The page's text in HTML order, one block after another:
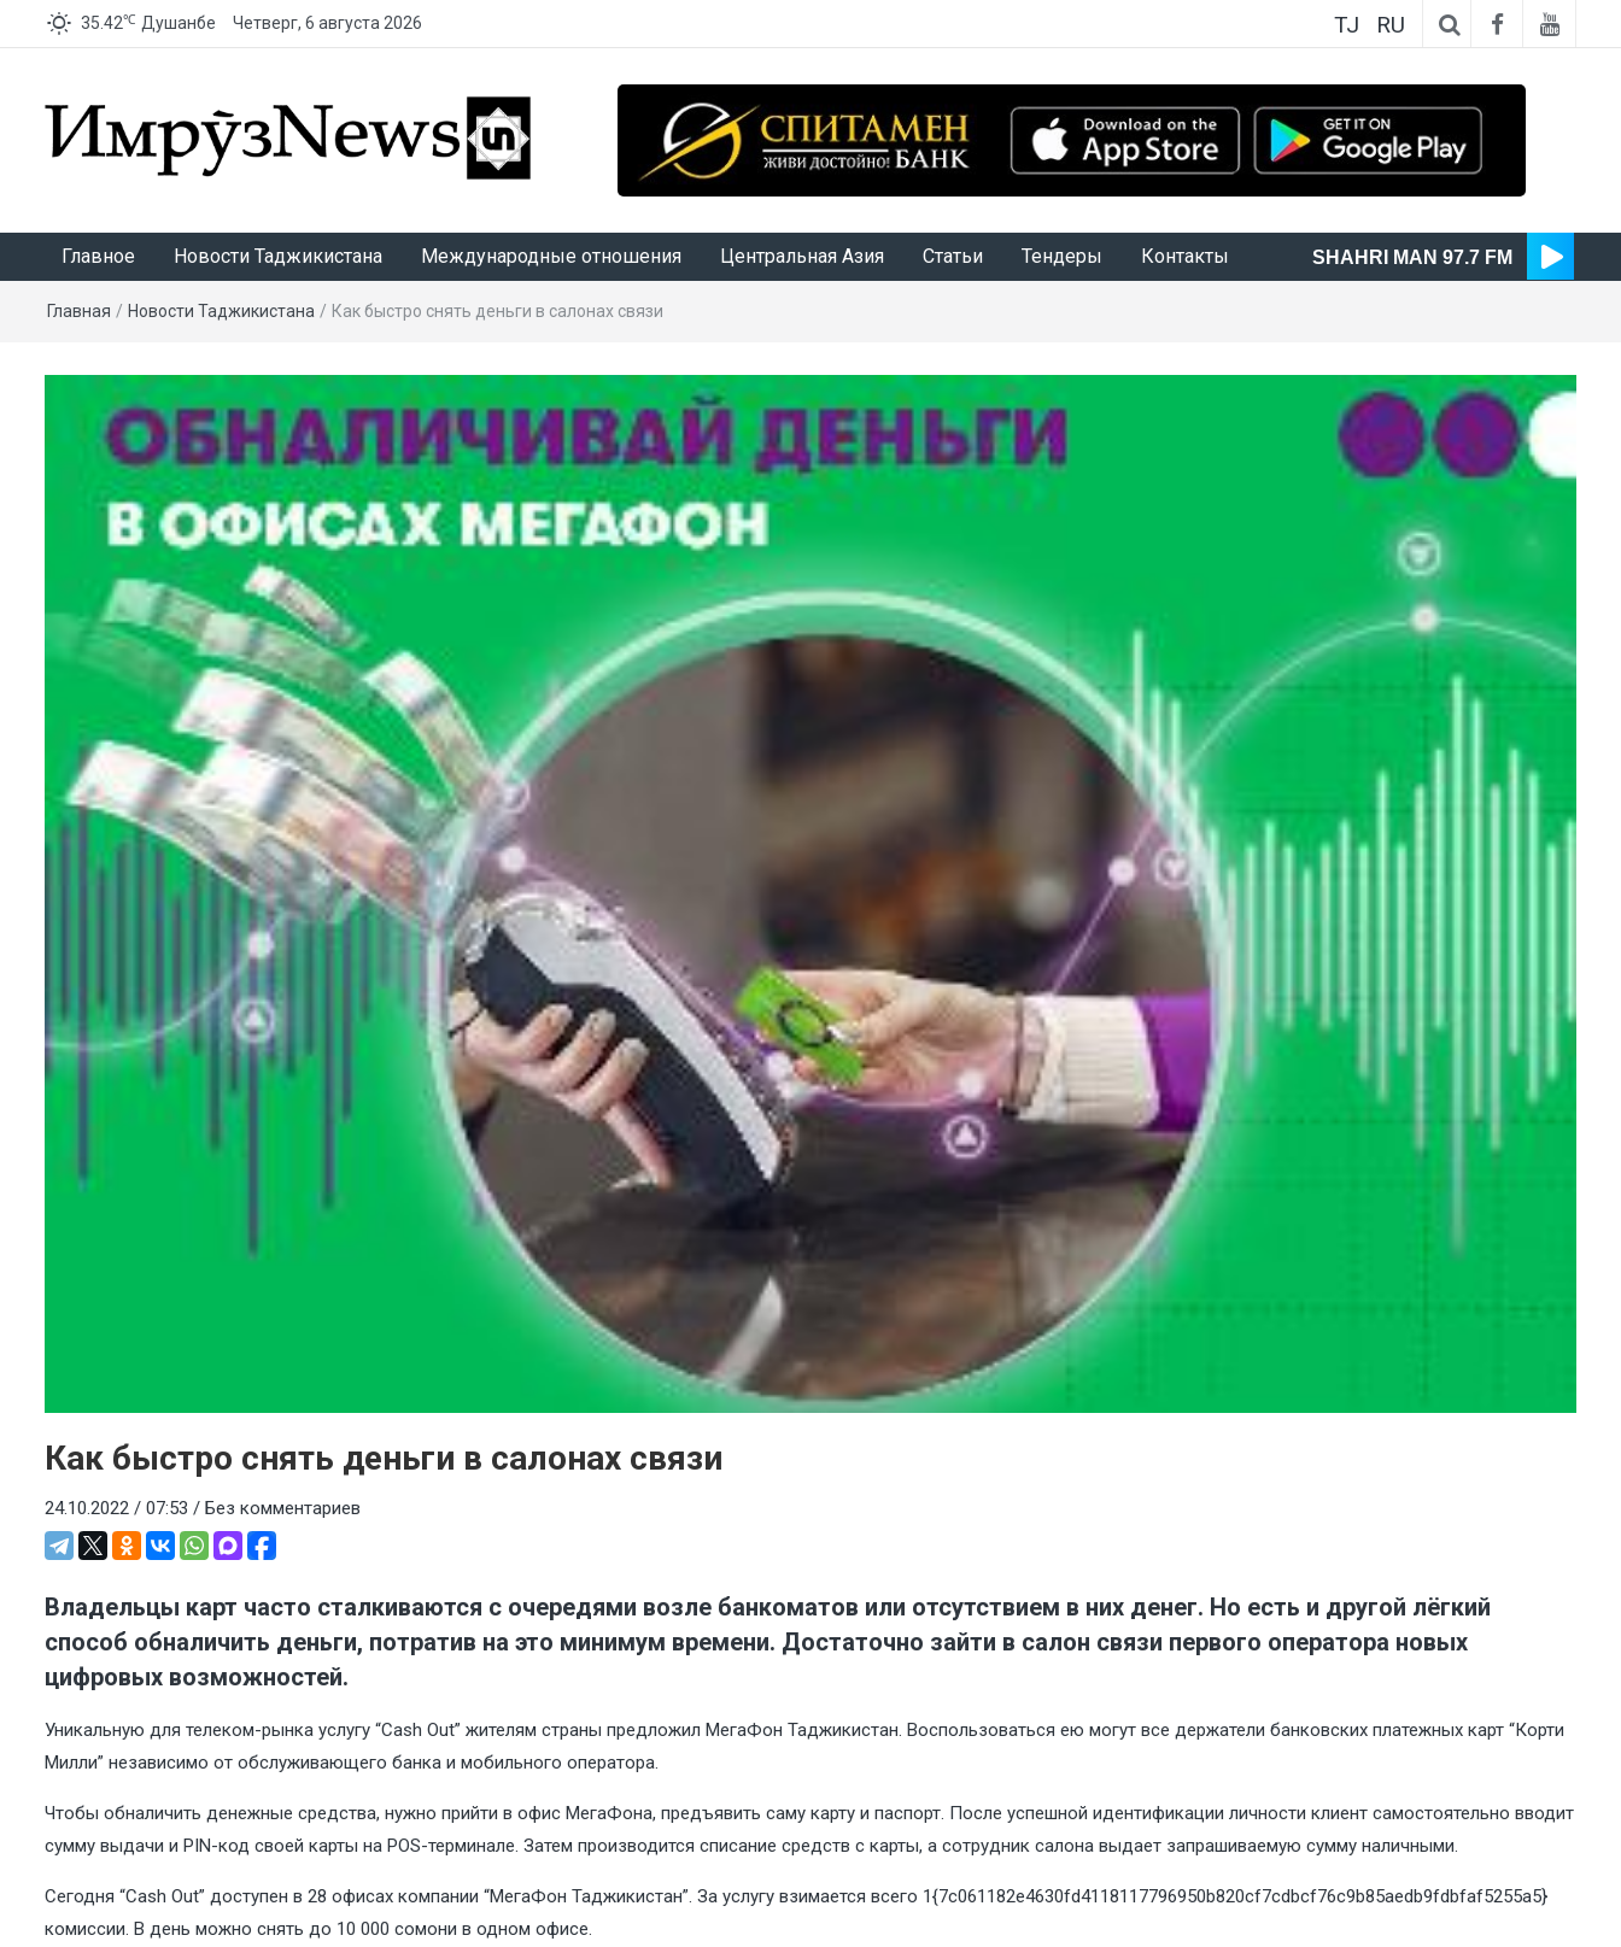
35.42℃ Душанбе Четверг, 6 августа 2026 TJ RU
Главное Новости Таджикистана Международные отношения Центральная Азия Статьи Тендеры Контакты SHAHRI MAN 97.7 FM
Главная / Новости Таджикистана / Как быстро снять деньги в салонах связи
Как быстро снять деньги в салонах связи
24.10.2022 / 07:53 / Без комментариев
Владельцы карт часто сталкиваются с очередями возле банкоматов или отсутствием в них денег. Но есть и другой лёгкий
способ обналичить деньги, потратив на это минимум времени. Достаточно зайти в салон связи первого оператора новых
цифровых возможностей.
Уникальную для телеком-рынка услугу “Cash Out” жителям страны предложил МегаФон Таджикистан. Воспользоваться ею могут все держатели банковских платежных карт “Корти
Милли” независимо от обслуживающего банка и мобильного оператора.
Чтобы обналичить денежные средства, нужно прийти в офис МегаФона, предъявить саму карту и паспорт. После успешной идентификации личности клиент самостоятельно вводит
сумму выдачи и PIN-код своей карты на POS-терминале. Затем производится списание средств с карты, а сотрудник салона выдает запрашиваемую сумму наличными.
Сегодня “Cash Out” доступен в 28 офисах компании “МегаФон Таджикистан”. За услугу взимается всего 1{7c061182e4630fd4118117796950b820cf7cdbcf76c9b85aedb9fdbfaf5255a5}
комиссии. В день можно снять до 10 000 сомони в одном офисе.